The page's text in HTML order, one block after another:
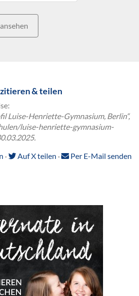
& teilen
Luise-Henriette-Gymnasium, Berlin“,
luise-henriette-gymnasium-
· Auf X teilen · Per E-Mail senden